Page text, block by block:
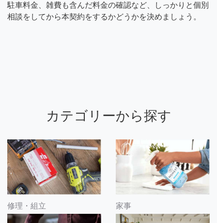
駐車料金、雑費も含んだ料金の確認など、しっかりと個別
相談をしてから本契約をするかどうかを決めましょう。
カテゴリーから探す
修理・組立 家事